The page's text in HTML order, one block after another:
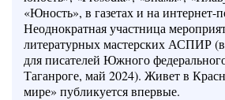
«Юность», в газетах и на интернет-
Неоднократная участница
литературных мастерских АСПИР (в
для писателей Южного
Таганроге, май 2024). Живет в
мире» публикуется впервые.